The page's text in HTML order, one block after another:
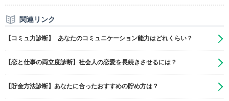
関連リンク
【コミュ力診断】 あなたのコミュニケーション能力はどれくらい？
【恋と仕事の両立度診断】社会人の恋愛を長続きさせるには？
【貯金方法診断】あなたに合ったおすすめの貯め方は？